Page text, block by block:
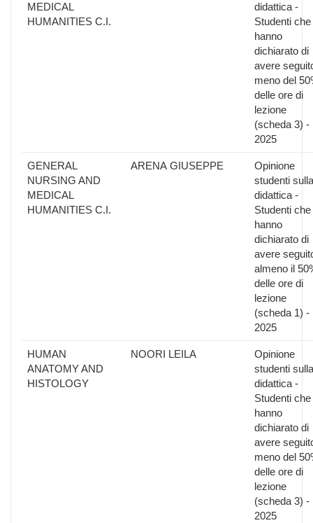
MEDICAL
HUMANITIES C.I.
didattica -
Studenti che
hanno
dichiarato di
avere
meno del
delle ore di
lezione
(scheda 3) -
2025
GENERAL
NURSING AND
MEDICAL
HUMANITIES C.I.
ARENA GIUSEPPE
Opinione
studenti sulla
didattica -
Studenti che
hanno
dichiarato di
avere
almeno il
delle ore di
lezione
(scheda 1) -
2025
HUMAN
ANATOMY AND
HISTOLOGY
NOORI LEILA
Opinione
studenti sulla
didattica -
Studenti che
hanno
dichiarato di
avere
meno del
delle ore di
lezione
(scheda 3) -
2025